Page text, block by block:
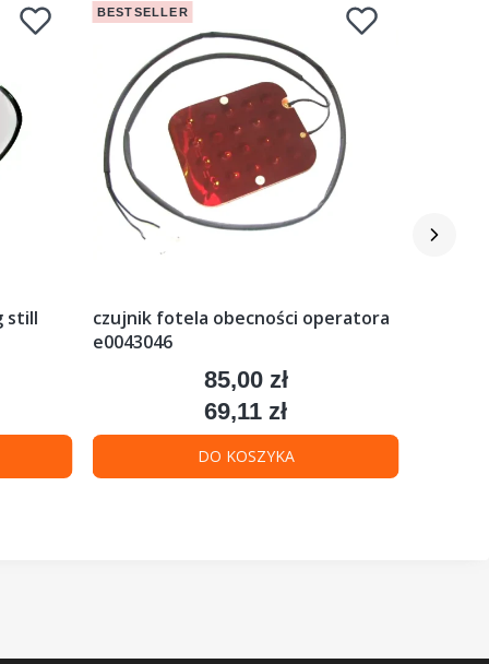
still
BESTSELLER
czujnik fotela obecności operatora
e0043046
Cena
85,00 zł
Cena
69,11 zł
DO KOSZYKA